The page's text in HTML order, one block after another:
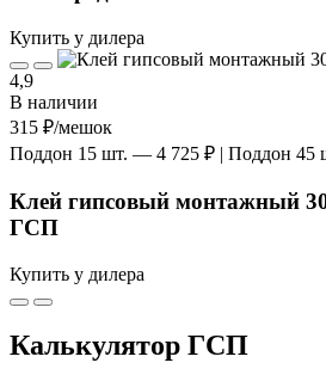
Купить у дилера
4,9
В наличии
315 ₽/мешок
Поддон 15 шт. — 4 725 ₽ | Поддон 45
Клей гипсовый монтажный
ГСП
Купить у дилера
Калькулятор ГСП